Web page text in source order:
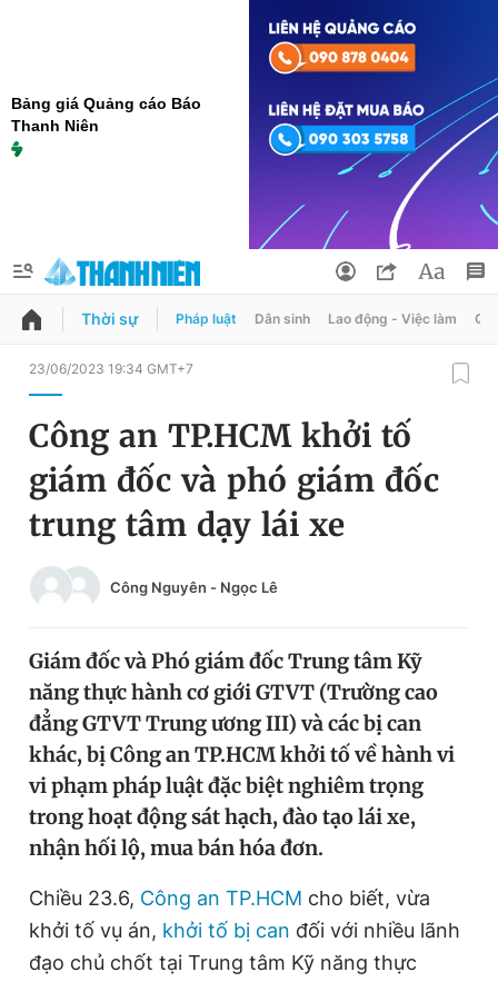
Bảng giá Quảng cáo Báo
Thanh Niên
QUẢNG CÁO
Chuyên mục
Chuyên mục khác
Chào ngày mới Tin 24h
Tin thị trường Tin 360
Video Magazine
Sản phẩm khác
Tiện ích Bạn cần biết
Thông tin tòa soạn Liên hệ quảng cáo
Đổi mật khẩu
Tin đã lưu
Tin đã xem
Đăng xuất
Thời sự Pháp luật Dân sinh Lao động - Việc làm
23/06/2023 19:34 GMT+7
Công an TP.HCM khởi tố
giám đốc và phó giám đốc
trung tâm dạy lái xe
Công Nguyên - Ngọc Lê
Giám đốc và Phó giám đốc Trung tâm Kỹ
năng thực hành cơ giới GTVT (Trường cao
đẳng GTVT Trung ương III) và các bị can
khác, bị Công an TP.HCM khởi tố về hành vi
vi phạm pháp luật đặc biệt nghiêm trọng
trong hoạt động sát hạch, đào tạo lái xe,
nhận hối lộ, mua bán hóa đơn.
Chiều 23.6, Công an TP.HCM cho biết, vừa
khởi tố vụ án, khởi tố bị can đối với nhiều lãnh
đạo chủ chốt tại Trung tâm Kỹ năng thực